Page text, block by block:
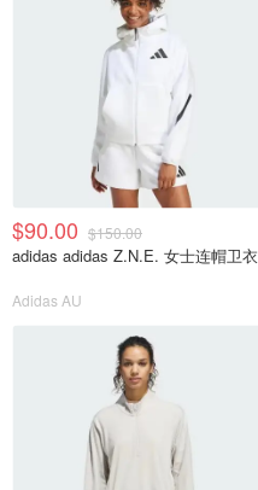
$90.00 $150.00
adidas adidas Z.N.E. 女士连帽卫衣
Adidas AU